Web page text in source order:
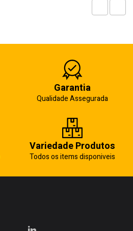
Garantia
Qualidade Assegurada
Variedade Produtos
Todos os items disponiveis